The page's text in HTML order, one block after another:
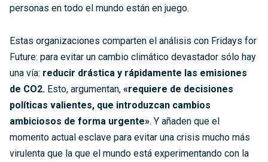
personas en todo el mundo están en juego.
Estas organizaciones comparten el análisis con Fridays for
Future: para evitar un cambio climático devastador sólo hay
una vía: reducir drástica y rápidamente las emisiones
de CO2. Esto, argumentan, «requiere de decisiones
políticas valientes, que introduzcan cambios
ambiciosos de forma urgente». Y añaden que el
momento actual esclave para evitar una crisis mucho más
virulenta que la que el mundo está experimentando con la